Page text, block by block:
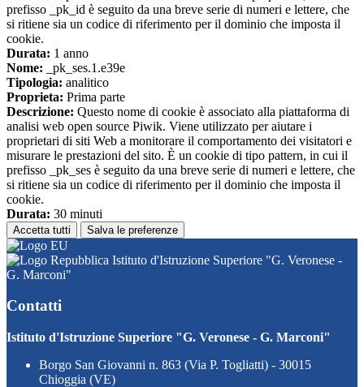
prefisso _pk_id è seguito da una breve serie di numeri e lettere, che
si ritiene sia un codice di riferimento per il dominio che imposta il
cookie.
Durata: 1 anno
Nome: _pk_ses.1.e39e
Tipologia: analitico
Proprieta: Prima parte
Descrizione: Questo nome di cookie è associato alla piattaforma di
analisi web open source Piwik. Viene utilizzato per aiutare i
proprietari di siti Web a monitorare il comportamento dei visitatori e
misurare le prestazioni del sito. È un cookie di tipo pattern, in cui il
prefisso _pk_ses è seguito da una breve serie di numeri e lettere, che
si ritiene sia un codice di riferimento per il dominio che imposta il
cookie.
Durata: 30 minuti
Accetta tutti Salva le preferenze
Istituto d'Istruzione Superiore "G. Veronese -
G. Marconi"
Contatti
Istituto d'Istruzione Superiore "G. Veronese - G. Marconi"
Borgo San Giovanni n. 863 (Via P. Togliatti) - 30015
Chioggia (VE)